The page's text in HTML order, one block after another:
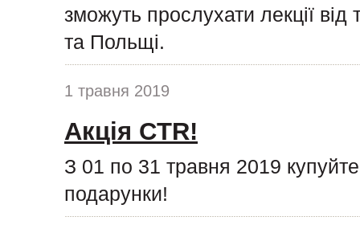
зможуть прослухати лекції від
та Польщі.
1 травня 2019
Акція CTR!
З 01 по 31 травня 2019
подарунки!